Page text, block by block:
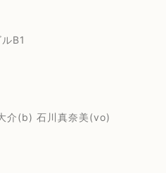
B1
(b) 石川真奈美(vo)